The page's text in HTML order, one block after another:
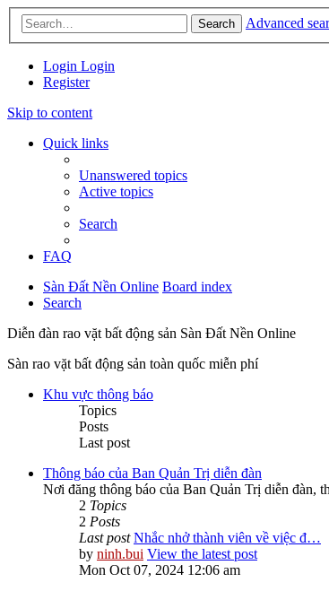
Search Advanced
Login Login
Register
Skip to content
Quick links
Unanswered topics
Active topics
Search
FAQ
Sàn Đất Nền Online Board index
Search
Diễn đàn rao vặt bất động sản Sàn Đất Nền Online
Sàn rao vặt bất động sản toàn quốc miễn phí
Khu vực thông báo
Topics
Posts
Last post
Thông báo của Ban Quản Trị diễn đàn
Nơi đăng thông báo của Ban Quản Trị diễn đàn,
2 Topics
2 Posts
Last post Nhắc nhở thành viên về việc đ…
by ninh.bui View the latest post
Mon Oct 07, 2024 12:06 am